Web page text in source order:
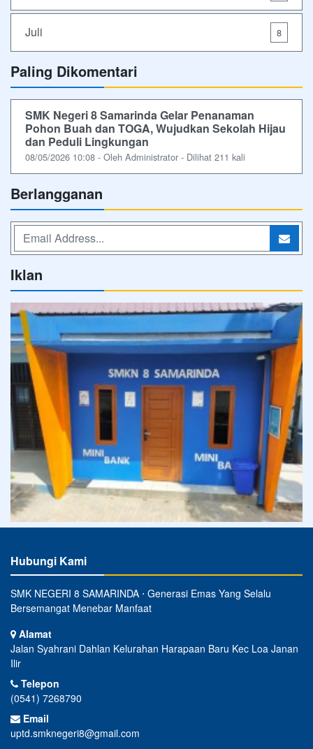
Juli 8
Paling Dikomentari
SMK Negeri 8 Samarinda Gelar Penanaman
Pohon Buah dan TOGA, Wujudkan Sekolah Hijau
dan Peduli Lingkungan
08/05/2026 10:08 - Oleh Administrator - Dilihat 211 kali
Berlangganan
Iklan
Hubungi Kami
SMK NEGERI 8 SAMARINDA ⋅ Generasi Emas Yang Selalu
Bersemangat Menebar Manfaat
Alamat
Jalan Syahrani Dahlan Kelurahan Harapaan Baru Kec Loa Janan
Ilir
Telepon
(0541) 7268790
Email
uptd.smknegeri8@gmail.com